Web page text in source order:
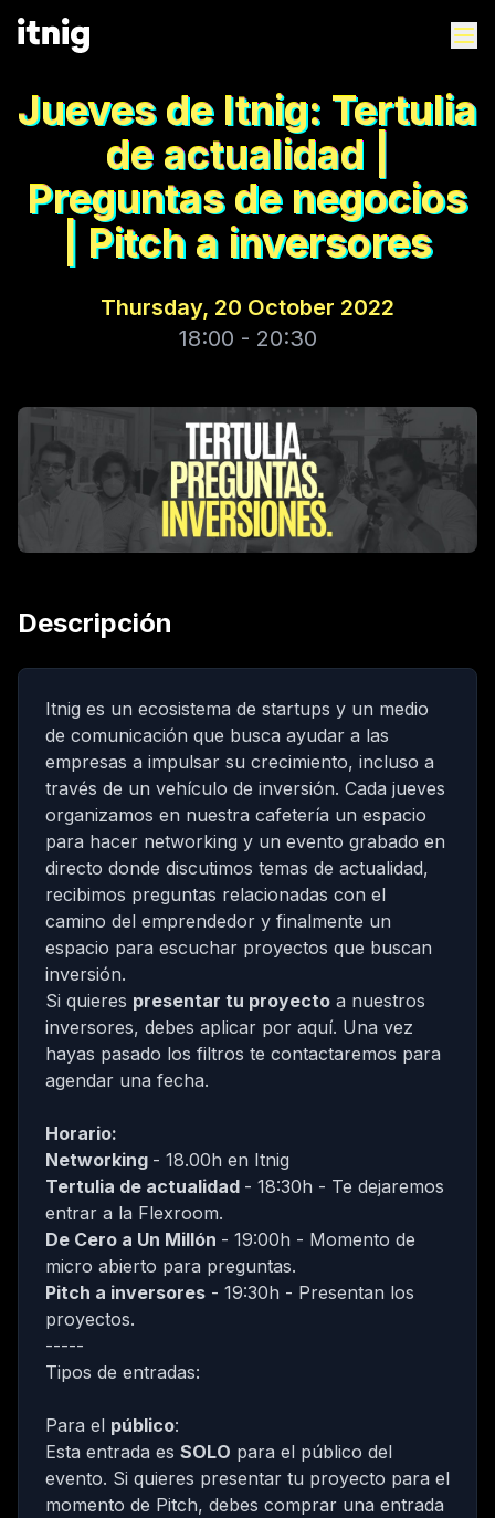
Jueves de Itnig: Tertulia
de actualidad |
Preguntas de negocios
| Pitch a inversores
Thursday, 20 October 2022
18:00 - 20:30
Descripción
Itnig es un ecosistema de startups y un medio
de comunicación que busca ayudar a las
empresas a impulsar su crecimiento, incluso a
través de un vehículo de inversión. Cada jueves
organizamos en nuestra cafetería un espacio
para hacer networking y un evento grabado en
directo donde discutimos temas de actualidad,
recibimos preguntas relacionadas con el
camino del emprendedor y finalmente un
espacio para escuchar proyectos que buscan
inversión.
Si quieres presentar tu proyecto a nuestros
inversores, debes aplicar por aquí. Una vez
hayas pasado los filtros te contactaremos para
agendar una fecha.
Horario:
Networking - 18.00h en Itnig
Tertulia de actualidad - 18:30h - Te dejaremos
entrar a la Flexroom.
De Cero a Un Millón - 19:00h - Momento de
micro abierto para preguntas.
Pitch a inversores - 19:30h - Presentan los
proyectos.
-----
Tipos de entradas:
Para el público:
Esta entrada es SOLO para el público del
evento. Si quieres presentar tu proyecto para el
momento de Pitch, debes comprar una entrada